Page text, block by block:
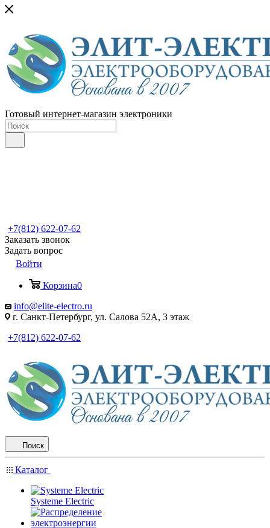
Готовый интернет-магазин электроники
+7(812) 622-07-62
Заказать звонок
Задать вопрос
Войти
Корзина0
info@elite-electro.ru
г. Санкт-Петербург, ул. Салова 52А, 3 этаж
+7(812) 622-07-62
Поиск
Каталог
Systeme Electric